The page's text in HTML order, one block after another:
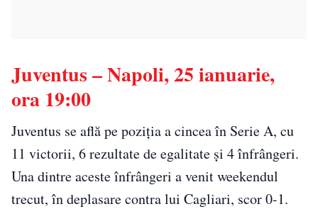
Juventus – Napoli, 25 ianuarie,
ora 19:00
Juventus se află pe poziția a cincea în Serie A, cu
11 victorii, 6 rezultate de egalitate și 4 înfrângeri.
Una dintre aceste înfrângeri a venit weekendul
trecut, în deplasare contra lui Cagliari, scor 0-1.